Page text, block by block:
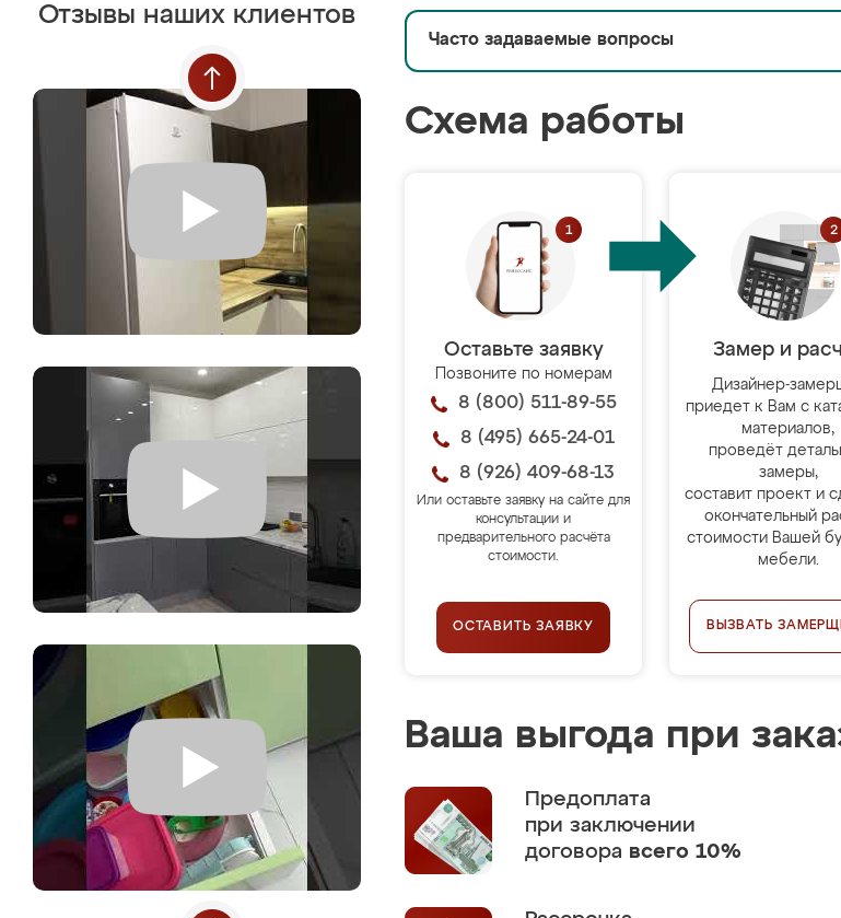
Отзывы наших клиентов
Часто задаваемые вопросы
Схема работы
Оставьте заявку
Позвоните по номерам
8 (800) 511-89-55
8 (495) 665-24-01
8 (926) 409-68-13
Или оставьте заявку на сайте для
консультации и
предварительного расчёта
стоимости.
ОСТАВИТЬ ЗАЯВКУ
Замер и
Дизайнер-
приедет к Вам с
материалов,
проведёт
замеры,
составит проект и
окончательный
стоимости Вашей
мебели.
ВЫЗВАТЬ
Ваша выгода при
Предоплата
при заключении
договора всего 10%